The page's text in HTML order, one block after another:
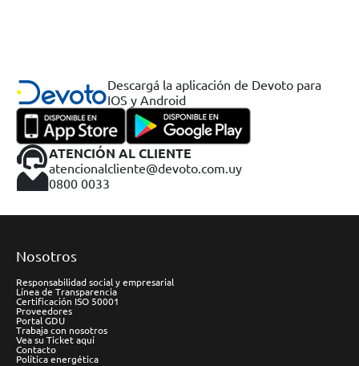
Descargá la aplicación de Devoto para
IOS y Android
ATENCIÓN AL CLIENTE
atencionalcliente@devoto.com.uy
0800 0033
Nosotros
Responsabilidad social y empresarial
Línea de Transparencia
Certificación ISO 50001
Proveedores
Portal GDU
Trabaja con nosotros
Vea su Ticket aquí
Contacto
Política energética